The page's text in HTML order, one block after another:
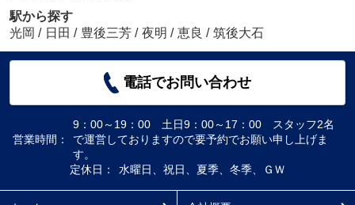
駅から探す
光岡 / 日田 / 豊後三芳 / 夜明 / 恵良 / 筑後大石
電話でお問い合わせ
営業時間：
9：00～19：00 土日9：00～17：00 スタッフ2名
で運営しておりますので要予約でお願い申し上げま
す。
定休日：
水曜日、祝日、夏季、冬季、ＧＷ